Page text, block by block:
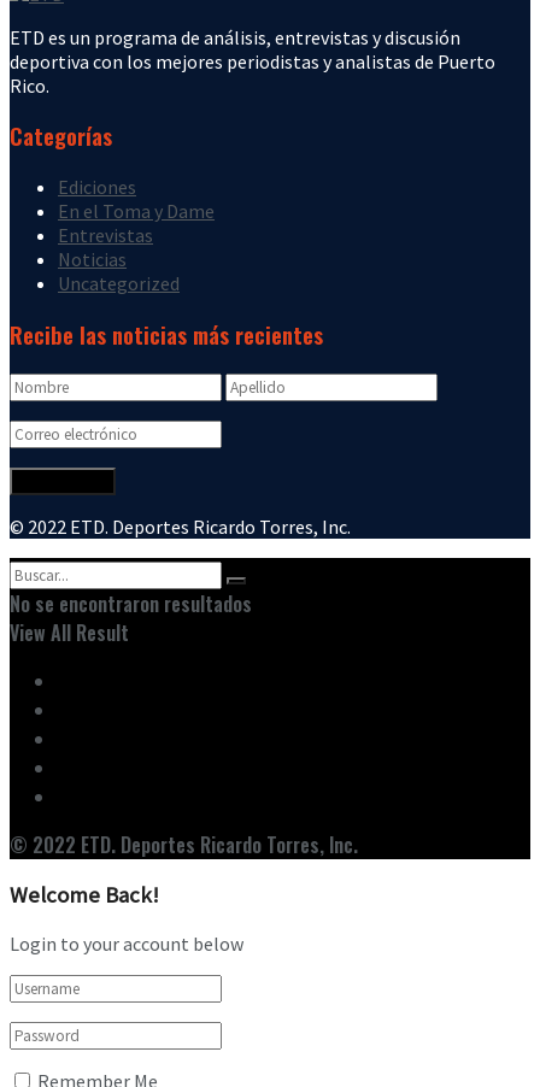
ETD es un programa de análisis, entrevistas y discusión
deportiva con los mejores periodistas y analistas de Puerto
Rico.
Categorías
Ediciones
En el Toma y Dame
Entrevistas
Noticias
Uncategorized
Recibe las noticias más recientes
© 2022 ETD. Deportes Ricardo Torres, Inc.
No se encontraron resultados
View All Result
© 2022 ETD. Deportes Ricardo Torres, Inc.
Welcome Back!
Login to your account below
Remember Me